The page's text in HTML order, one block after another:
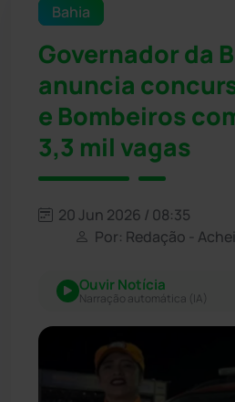
Bahia
Governador da
anuncia
e Bombeiros
3,3 mil vagas
20 Jun 2026 / 08:35
Por: Redação -
Ouvir Notícia
Narração automática (IA)